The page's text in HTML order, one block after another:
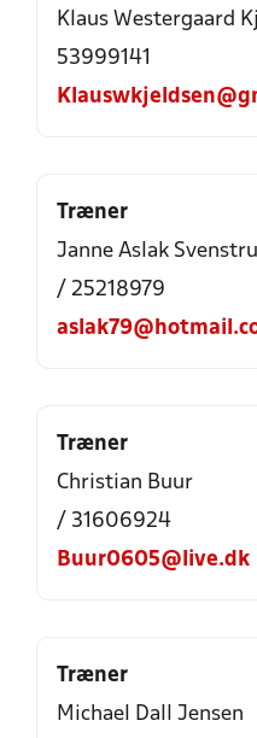
Klaus Westergaard
53999141
Træner
Janne Aslak
/ 25218979
Træner
Christian Buur
/ 31606924
Buur0605@live.dk
Træner
Michael Dall Jensen